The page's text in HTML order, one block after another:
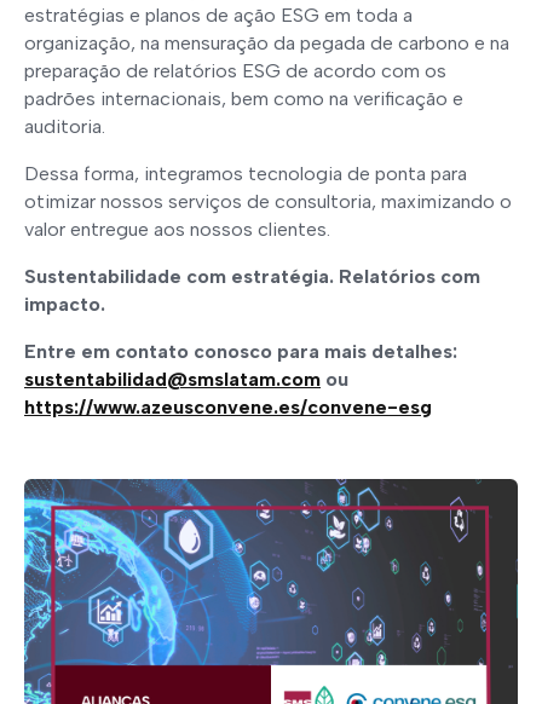
estratégias e planos de ação ESG em toda a
organização, na mensuração da pegada de carbono e na
preparação de relatórios ESG de acordo com os
padrões internacionais, bem como na verificação e
auditoria.
Dessa forma, integramos tecnologia de ponta para
otimizar nossos serviços de consultoria, maximizando o
valor entregue aos nossos clientes.
Sustentabilidade com estratégia. Relatórios com
impacto.
Entre em contato conosco para mais detalhes:
sustentabilidad@smslatam.com ou
https://www.azeusconvene.es/convene-esg